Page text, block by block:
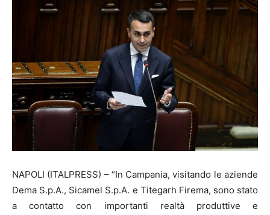
NAPOLI (ITALPRESS) – “In Campania, visitando le aziende
Dema S.p.A., Sicamel S.p.A. e Titegarh Firema, sono stato
a contatto con importanti realtà produttive e